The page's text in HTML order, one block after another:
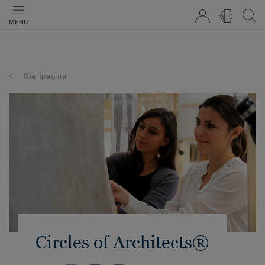
MENU
0
Startpagina
Circles of Architects®